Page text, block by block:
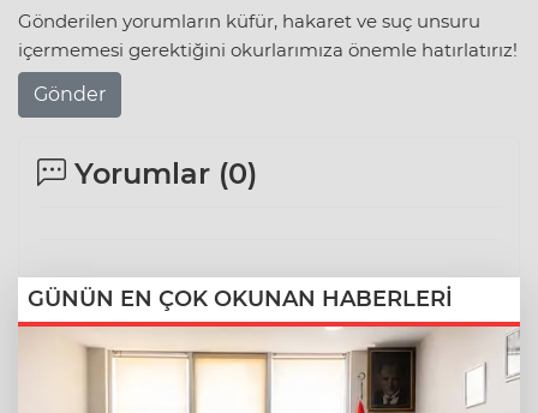
Gönderilen yorumların küfür, hakaret ve suç unsuru
içermemesi gerektiğini okurlarımıza önemle hatırlatırız!
Gönder
Yorumlar (0)
GÜNÜN EN ÇOK OKUNAN HABERLERİ